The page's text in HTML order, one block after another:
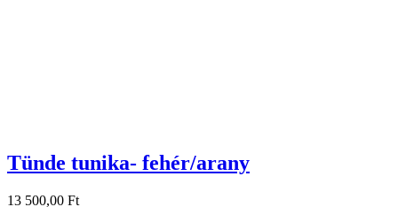
Tünde tunika- fehér/arany
13 500,00 Ft